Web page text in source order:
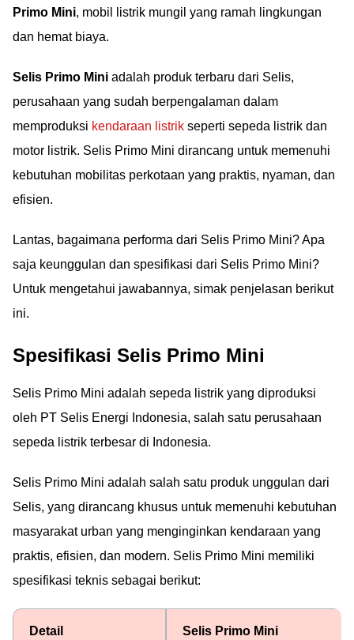
Primo Mini, mobil listrik mungil yang ramah lingkungan
dan hemat biaya.
Selis Primo Mini adalah produk terbaru dari Selis,
perusahaan yang sudah berpengalaman dalam
memproduksi kendaraan listrik seperti sepeda listrik dan
motor listrik. Selis Primo Mini dirancang untuk memenuhi
kebutuhan mobilitas perkotaan yang praktis, nyaman, dan
efisien.
Lantas, bagaimana performa dari Selis Primo Mini? Apa
saja keunggulan dan spesifikasi dari Selis Primo Mini?
Untuk mengetahui jawabannya, simak penjelasan berikut
ini.
Spesifikasi Selis Primo Mini
Selis Primo Mini adalah sepeda listrik yang diproduksi
oleh PT Selis Energi Indonesia, salah satu perusahaan
sepeda listrik terbesar di Indonesia.
Selis Primo Mini adalah salah satu produk unggulan dari
Selis, yang dirancang khusus untuk memenuhi kebutuhan
masyarakat urban yang menginginkan kendaraan yang
praktis, efisien, dan modern. Selis Primo Mini memiliki
spesifikasi teknis sebagai berikut:
Detail Selis Primo Mini